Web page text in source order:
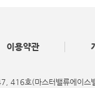
이용약관
416호(마스터밸류에이스